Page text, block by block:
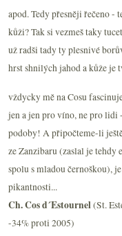
apod. Tedy přesněji řečeno -
kůži? Tak si vezmeš taky
už radši tady ty plesnivé
hrst shnilých jahod a kůže je
vždycky mě na Cosu
jen a jen pro víno, ne pro lidi
podoby! A připočteme-li
ze Zanzibaru (zaslal je
spolu s mladou černoškou),
pikantnosti...
Ch. Cos d´Estournel(St.
-34% proti 2005)